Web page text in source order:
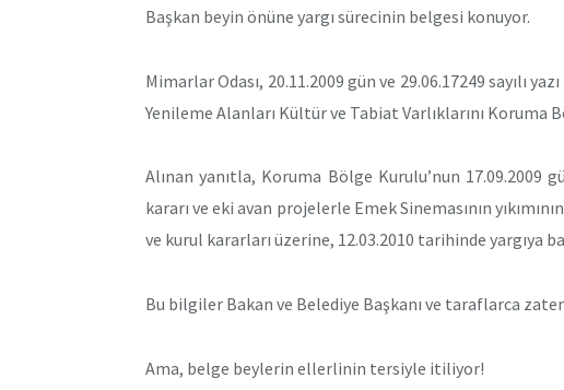
Başkan beyin önüne yargı sürecinin belgesi konuyor.
Mimarlar Odası, 20.11.2009 gün ve 29.06.17249 sayılı
Yenileme Alanları Kültür ve Tabiat Varlıklarını Koruma
Alınan yanıtla, Koruma Bölge Kurulu’nun 17.09.2009
kararı ve eki avan projelerle Emek Sinemasının
ve kurul kararları üzerine, 12.03.2010 tarihinde yargıya
Bu bilgiler Bakan ve Belediye Başkanı ve taraflarca
Ama, belge beylerin ellerlinin tersiyle itiliyor!